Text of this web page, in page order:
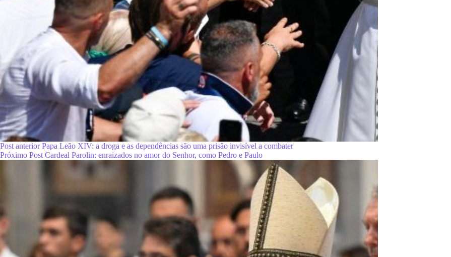
Post anteriorPapa Leão XIV: a droga e as dependências são uma prisão invisível a combater
Próximo Post Cardeal Parolin: enraizados no amor do Senhor, como Pedro e Paulo